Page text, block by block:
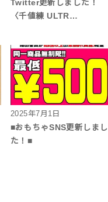
Twitter更新しました！
〈千値練 ULTR…
2025年7月1日
■おもちゃSNS更新しまし
た！■